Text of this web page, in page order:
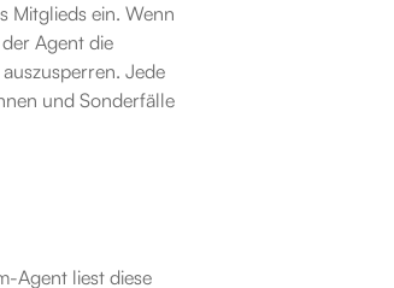
Mitglieds ein. Wenn
Agent die
Jede
und Sonderfälle
Agent liest diese